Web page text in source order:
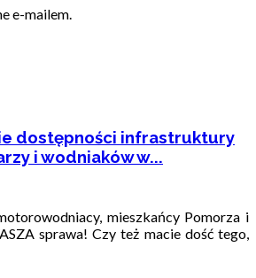
e-mailem.
dostępności infrastruktury
i wodniaków w...
mieszkańcy Pomorza i
sprawa! Czy też macie dość tego,